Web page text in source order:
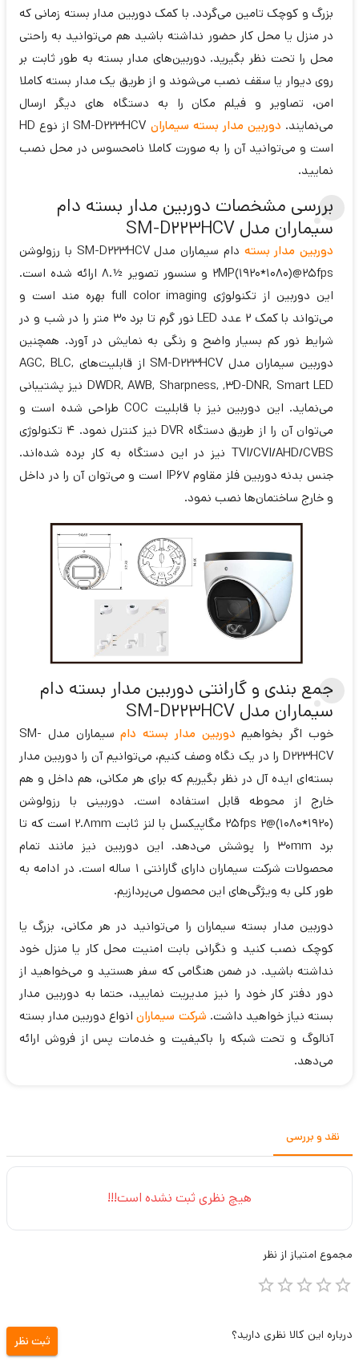
بزرگ و کوچک تامین می‌گردد. با کمک دوربین مدار بسته زمانی که
در منزل یا محل کار حضور نداشته باشید هم می‌توانید به راحتی
محل را تحت نظر بگیرید. دوربین‌های مدار بسته به طور ثابت بر
روی دیوار یا سقف نصب می‌شوند و از طریق یک مدار بسته کاملا
امن، تصاویر و فیلم مکان را به دستگاه های دیگر ارسال
می‌نمایند. دوربین مدار بسته سیماران
SM-D223HCV از نوع HD
است و می‌توانید آن را به صورت کاملا نامحسوس در محل نصب
نمایید.
بررسی مشخصات دوربین مدار بسته دام
سیماران مدل SM-D223HCV
دوربین مدار بسته
دام سیماران مدل SM-D223HCV با رزولوشن
2MP(1920*1080)@25fps و سنسور تصویر ½.8 ارائه شده است.
این دوربین از تکنولوژی full color imaging بهره مند است و
می‌تواند با کمک 2 عدد LED نور گرم تا برد 30 متر را در شب و در
شرایط نور کم بسیار واضح و رنگی به نمایش در آورد. همچنین
دوربین سیماران مدل SM-D223HCV از قابلیت‌های AGC, BLC,
DWDR, AWB, Sharpness, ,3D-DNR, Smart LED نیز پشتیبانی
می‌نماید. این دوربین نیز با قابلیت COC طراحی شده است و
می‌توان آن را از طریق دستگاه DVR نیز کنترل نمود. 4 تکنولوژی
TVI/CVI/AHD/CVBS نیز در این دستگاه به کار برده شده‌اند.
جنس بدنه دوربین فلز مقاوم IP67 است و می‌توان آن را در داخل
و خارج ساختمان‌ها نصب نمود.
جمع بندی و گارانتی دوربین مدار بسته دام
سیماران مدل SM-D223HCV
خوب اگر بخواهیم دوربین مدار بسته دام
سیماران مدل SM-
D223HCV را در یک نگاه وصف کنیم، می‌توانیم آن را دوربین مدار
بسته‌ای ایده آل در نظر بگیریم که برای هر مکانی، هم داخل و هم
خارج از محوطه قابل استفاده است. دوربینی با رزولوشن
(1920*1080)@25fps 2 مگاپیکسل با لنز ثابت 2.8mm است که تا
برد 30mm را پوشش می‌دهد. این دوربین نیز مانند تمام
محصولات شرکت سیماران دارای گارانتی 1 ساله است. در ادامه به
طور کلی به ویژگی‌های این محصول می‌پردازیم.
دوربین مدار بسته سیماران را می‌توانید در هر مکانی، بزرگ یا
کوچک نصب کنید و نگرانی بابت امنیت محل کار یا منزل خود
نداشته باشید. در ضمن هنگامی که سفر هستید و می‌خواهید از
دور دفتر کار خود را نیز مدیریت نمایید، حتما به دوربین مدار
بسته نیاز خواهید داشت. شرکت سیمارانانواع دوربین مدار بسته
آنالوگ و تحت شبکه را باکیفیت و خدمات پس از فروش ارائه
می‌دهد.
نقد و بررسی
مجموع امتیاز از نظر
درباره این کالا نظری دارید؟ ثبت نظر
هیچ نظری ثبت نشده است!!!